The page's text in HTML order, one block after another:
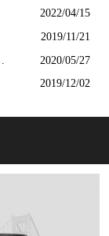
2022/04/15
2019/11/21
2020/05/27
2019/12/02